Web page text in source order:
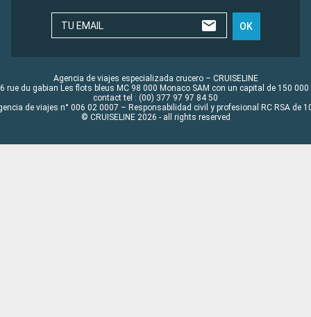
TU EMAIL OK
Agencia de viajes especializada crucero – CRUISELINE
rue du gabian Les flots bleus MC 98 000 Monaco SAM con un capital de 150 000
contact tel : (00) 377 97 97 84 50
de viajes n° 006 02 0007 – Responsabilidad civil y profesional RC RSA de
© CRUISELINE 2026 - all rights reserved